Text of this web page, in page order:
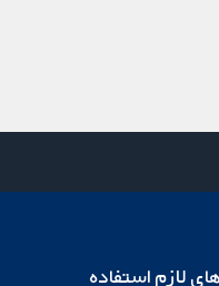
دفتر رسانه‌ایما برای کارکردن وب‌گاه از cookie‌های لازم استفاده